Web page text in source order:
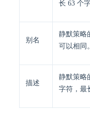
长 63 个字
别名
静默策略
可以相同。
描述
静默策略
字符，最